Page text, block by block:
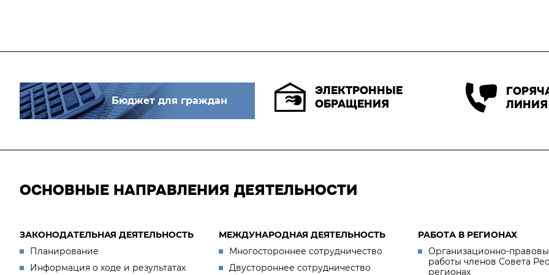
Бюджет для граждан
ЭЛЕКТРОННЫЕ
ОБРАЩЕНИЯ
ЛИНИЯ
ОСНОВНЫЕ НАПРАВЛЕНИЯ ДЕЯТЕЛЬНОСТИ
ЗАКОНОДАТЕЛЬНАЯ ДЕЯТЕЛЬНОСТЬ
Планирование
Информация о ходе и результатах
МЕЖДУНАРОДНАЯ ДЕЯТЕЛЬНОСТЬ
Многостороннее сотрудничество
Двустороннее сотрудничество
РАБОТА В РЕГИОНАХ
Организационно-
работы членов Совета
регионах